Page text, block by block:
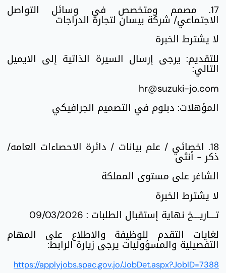
17. مصمم ومتخصص في وسائل التواصل
الاجتماعي/ شركة بيسان لتجارة الدراجات
لا يشترط الخبرة
للتقديم: يرجى إرسال السيرة الذاتية إلى الايميل
التالي:
hr@suzuki-jo.com
المؤهلات: دبلوم في التصميم الجرافيكي
18. اخصائي / علم بيانات / دائرة الاحصاءات العامه/
ذكر - أنثى
الشاغر على مستوى المملكة
لا يشترط الخبرة
تــــاريــــخ نهاية إستقبال الطلبات : 09/03/2026
لغايات التقدم للوظيفة والاطلاع على المهام
التفصيلية والمسؤوليات يرجى زيارة الرابط:
https://applyjobs.spac.gov.jo/JobDet.aspx?JobID=7388